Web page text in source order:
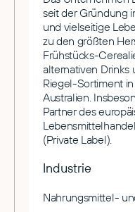
seit der Gründung
und vielseitige
zu den größten
Frühstücks-
alternativen Drinks
Riegel-Sortiment
Australien.
Partner des
(Private Label).
Industrie
Nahrungsmittel-